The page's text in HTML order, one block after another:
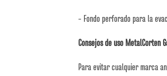
– Fondo perforado para la
Consejos de uso MetalCorten
Para evitar cualquier marca